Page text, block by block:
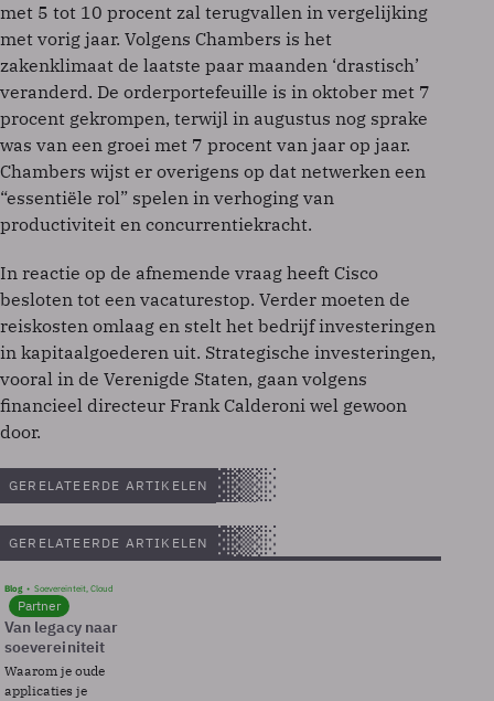
met 5 tot 10 procent zal terugvallen in vergelijking
met vorig jaar. Volgens Chambers is het
zakenklimaat de laatste paar maanden ‘drastisch’
veranderd. De orderportefeuille is in oktober met 7
procent gekrompen, terwijl in augustus nog sprake
was van een groei met 7 procent van jaar op jaar.
Chambers wijst er overigens op dat netwerken een
“essentiële rol” spelen in verhoging van
productiviteit en concurrentiekracht.
In reactie op de afnemende vraag heeft Cisco
besloten tot een vacaturestop. Verder moeten de
reiskosten omlaag en stelt het bedrijf investeringen
in kapitaalgoederen uit. Strategische investeringen,
vooral in de Verenigde Staten, gaan volgens
financieel directeur Frank Calderoni wel gewoon
door.
GERELATEERDE ARTIKELEN
GERELATEERDE ARTIKELEN
Blog Soevereinteit, Cloud
Partner
Van legacy naar
soevereiniteit
Waarom je oude
applicaties je